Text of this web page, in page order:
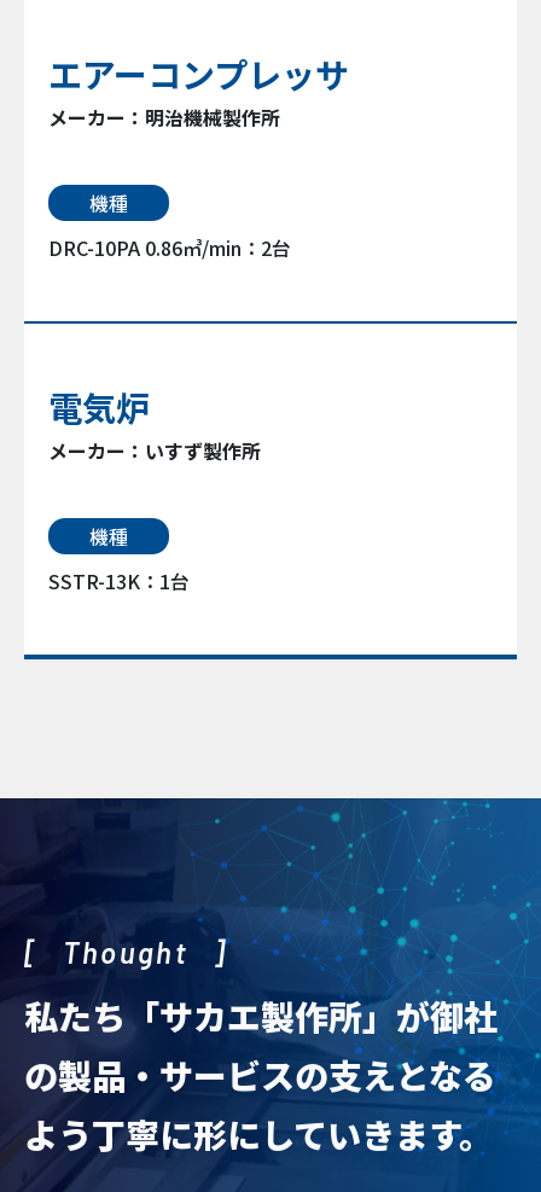
エアーコンプレッサ
メーカー：明治機械製作所
機種
DRC-10PA 0.86㎥/min：2台
電気炉
メーカー：いすず製作所
機種
SSTR-13K：1台
Thought
私たち「サカエ製作所」が御社
の製品・サービスの支えとなる
よう丁寧に形にしていきます。